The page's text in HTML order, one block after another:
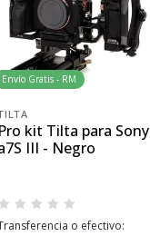
Envío Gratis - RM
Pro kit Tilta para Sony
III - Negro
o efectivo: